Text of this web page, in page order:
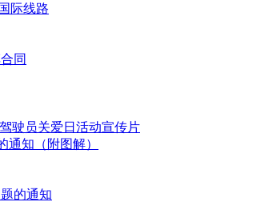
际线路
同
驶员关爱日活动宣传片
通知（附图解）
的通知